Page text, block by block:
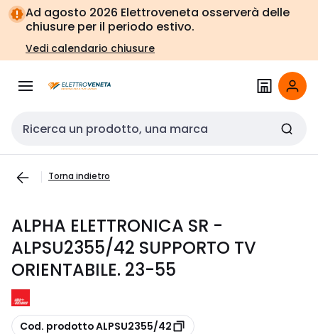
Vai alla
navigazione
Vai
alla
pagina
Ad agosto 2026 Elettroveneta osserverà delle
chiusure per il periodo estivo.
Vedi calendario chiusure
Cerca input
Torna indietro
ALPHA ELETTRONICA SR -
ALPSU2355/42 SUPPORTO TV
ORIENTABILE. 23-55
copia
Cod. prodotto ALPSU2355/42